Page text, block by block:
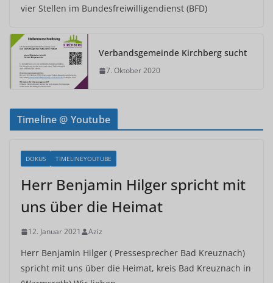
vier Stellen im Bundesfreiwilligendienst (BFD)
Verbandsgemeinde Kirchberg sucht
7. Oktober 2020
Timeline @ Youtube
DOKUS TIMELINEYOUTUBE
Herr Benjamin Hilger spricht mit
uns über die Heimat
12. Januar 2021 Aziz
Herr Benjamin Hilger ( Pressesprecher Bad Kreuznach)
spricht mit uns über die Heimat, kreis Bad Kreuznach in